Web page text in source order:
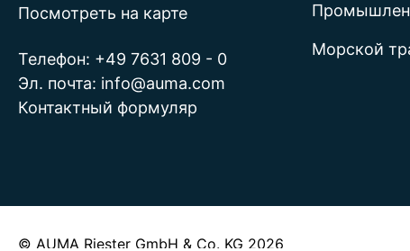
Посмотреть на карте
Телефон: +49 7631 809 - 0
Эл. почта: info@auma.com
Контактный формуляр
Морской
© AUMA Riester GmbH & Co. KG 2026